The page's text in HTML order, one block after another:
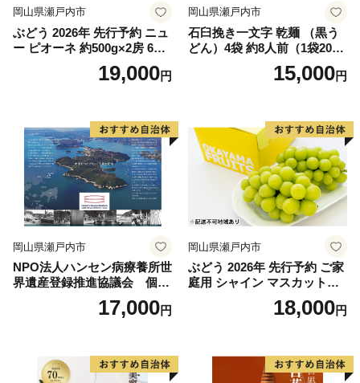
岡山県瀬戸内市
ぶどう 2026年 先行予約 ニュ
ー ピオーネ 約500g×2房 6月
下旬〜7月下旬発送 ブドウ 葡
19,000円
岡山県瀬戸内市
石臼挽き一文字 乾麺 （黒う
どん）4袋 約8人前（1袋200
g、約2人前） 備前福岡 一文
字うどん 麺類 小麦製品 ざる
元 小麦粉 風味
15,000円
岡山県瀬戸内市
NPO法人ハンセン病療養所世
界遺産登録推進協議会 個人
正会員 1年分 チケット
17,000円
岡山県瀬戸内市
ぶどう 2026年 先行予約 ご家
庭用 シャイン マスカット
2〜3房 合計約1.2kg ブドウ
18,000円